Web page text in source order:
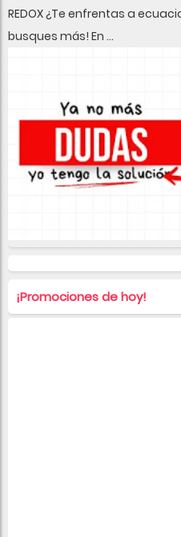
REDOX ¿Te enfrentas a
busques más! En ...
¡Promociones de hoy!